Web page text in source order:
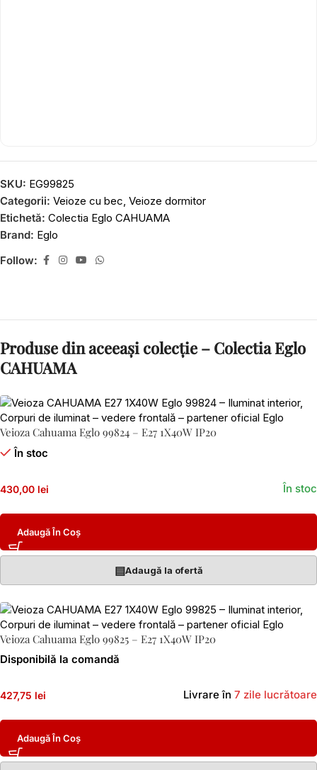
SKU: EG99825
Categorii: Veioze cu bec, Veioze dormitor
Etichetă: Colectia Eglo CAHUAMA
Brand: Eglo
Follow:
Produse din aceeași colecție – Colectia Eglo
CAHUAMA
Veioza Cahuama Eglo 99824 – E27 1X40W IP20
În stoc
430,00 lei În stoc
Adaugă În Coș
▤Adaugă la ofertă
Veioza Cahuama Eglo 99825 – E27 1X40W IP20
Disponibilă la comandă
427,75 lei Livrare în 7 zile lucrătoare
Adaugă În Coș